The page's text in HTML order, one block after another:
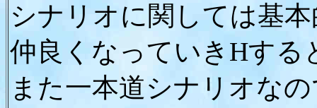
シナリオに関しては基
仲良くなっていきHする
また一本道シナリオな